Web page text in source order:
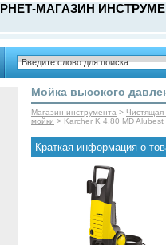
МАГАЗИН
Мойка высокого
Магазин инструмента >
мойки > Karcher K 4.80 MD Alubest
Краткая информация о